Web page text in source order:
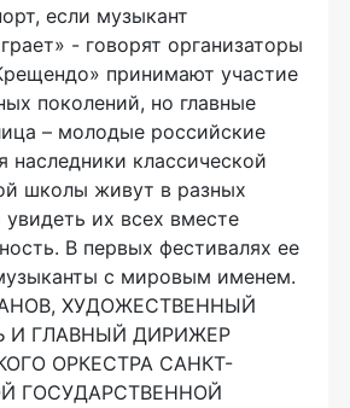
если музыкант
- говорят организаторы
принимают участие
поколений, но главные
– молодые российские
наследники классической
школы живут в разных
увидеть их всех вместе
В первых фестивалях ее
с мировым именем.
ХУДОЖЕСТВЕННЫЙ
И ГЛАВНЫЙ ДИРИЖЕР
ОРКЕСТРА САНКТ-
ГОСУДАРСТВЕННОЙ